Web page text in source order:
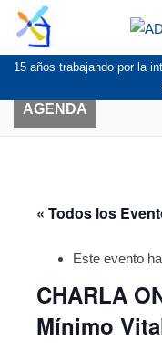
15 años trabajando por la
AGENDA
« Todos los
Este evento
CHARLA
Mínimo